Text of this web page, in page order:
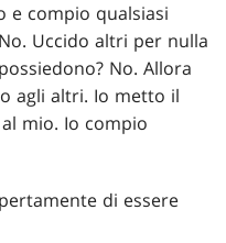
e compio qualsiasi
Uccido altri per nulla
No. Allora
agli altri. Io metto il
mio. Io compio
di essere